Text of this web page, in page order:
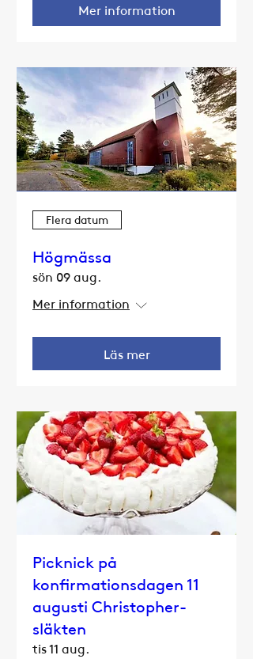
Mer information
Flera datum
Högmässa
sön 09 aug.
Mer information
Läs mer
Picknick på
konfirmationsdagen 11
augusti Christopher-
släkten
tis 11 aug.